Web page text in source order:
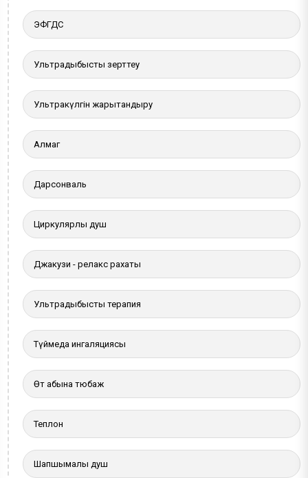
ЭФГДС
Ультрадыбыстық зерттеу
Ультракүлгін жарықтандыру
Алмаг
Дарсонваль
Циркулярлы душ
Джакузи - релакс рахаты
Ультрадыбыстық терапия
Түймедақ ингаляциясы
Өт қабына тюбаж
Теплон
Шапшымалы душ